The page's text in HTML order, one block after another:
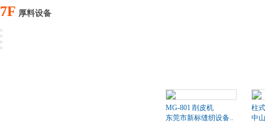
7F 厚料设备
MG-801 削皮机
东莞市新标缝纫设备..
柱
中